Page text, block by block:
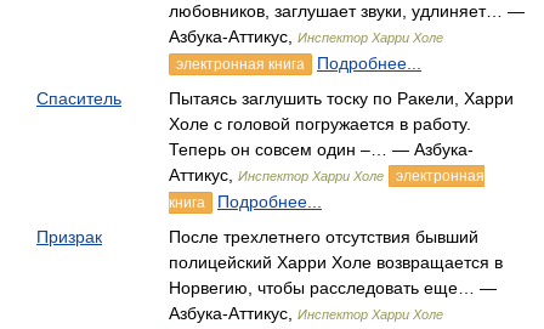
любовников, заглушает звуки, удлиняет… —
Азбука-Аттикус,
Инспектор Харри Холе
электронная книга
Подробнее...
Спаситель
Пытаясь заглушить тоску по Ракели, Харри
Холе с головой погружается в работу.
Теперь он совсем один –… — Азбука-
Аттикус,
Инспектор Харри Холе
электронная
книга
Подробнее...
Призрак
После трехлетнего отсутствия бывший
полицейский Харри Холе возвращается в
Норвегию, чтобы расследовать еще… —
Азбука-Аттикус,
Инспектор Харри Холе